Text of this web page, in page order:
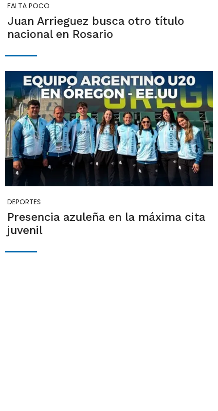
FALTA POCO
Juan Arrieguez busca otro título
nacional en Rosario
DEPORTES
Presencia azuleña en la máxima cita
juvenil